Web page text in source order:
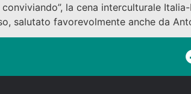
la cena interculturale
salutato favorevolmente anche da